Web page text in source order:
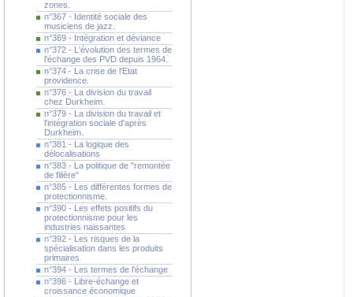
zones.
n°367 - Identité sociale des
musiciens de jazz.
n°369 - Intégration et déviance
n°372 - L'évolution des termes de
l'échange des PVD depuis 1964.
n°374 - La crise de l'Etat
providence.
n°376 - La division du travail
chez Durkheim.
n°379 - La division du travail et
l'intégration sociale d'après
Durkheim.
n°381 - La logique des
délocalisations
n°383 - La politique de "remontée
de filière"
n°385 - Les différentes formes de
protectionnisme.
n°390 - Les effets positifs du
protectionnisme pour les
industries naissantes
n°392 - Les risques de la
spécialisation dans les produits
primaires
n°394 - Les termes de l'échange
n°396 - Libre-échange et
croissance économique